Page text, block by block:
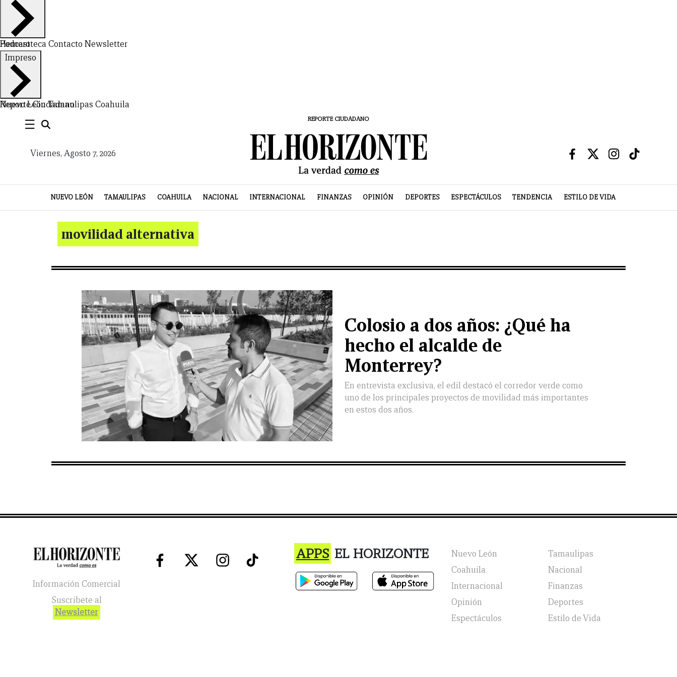
Hemeroteca Contacto Newsletter
Podcast
Impreso
Nuevo LeónTamaulipas Coahuila
Reporte Ciudadano
☰ REPORTE CIUDADANO
Viernes, Agosto 7, 2026
NUEVO LEÓN TAMAULIPAS COAHUILA NACIONAL INTERNACIONAL FINANZAS OPINIÓN DEPORTES ESPECTÁCULOS TENDENCIA ESTILO DE VIDA
VIDA
movilidad alternativa
Colosio a dos años: ¿Qué ha
hecho el alcalde de
Monterrey?
En entrevista exclusiva, el edil destacó el corredor verde como
uno de los principales proyectos de movilidad más importantes
en estos dos años.
Información Comercial
Suscribete al
Newsletter
APPS EL HORIZONTE Nuevo León
Tamaulipas
Coahuila
Nacional
Internacional
Finanzas
Opinión
Deportes
Espectáculos
Estilo de Vida